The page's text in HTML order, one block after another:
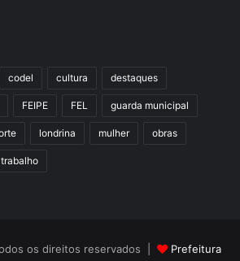
codel cultura destaques
FEIPE FEL guarda municipal
londrina mulher obras
trabalho
os direitos reservados | Prefeitura